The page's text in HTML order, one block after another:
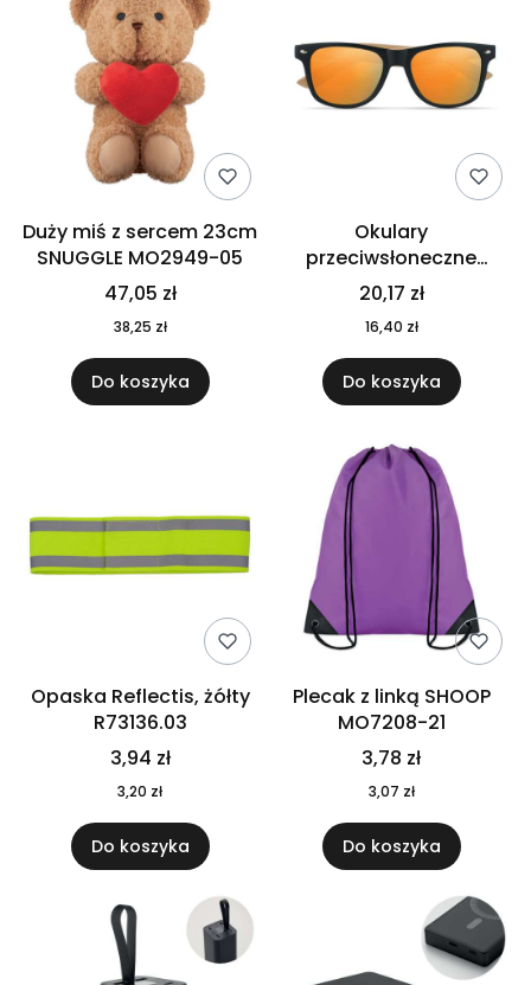
Duży miś z sercem 23cm
SNUGGLE MO2949-05
47,05 zł
38,25 zł
Do koszyka
Okulary
przeciwsłoneczne
CALIFORNIA TOUCH
MO9617-10
20,17 zł
16,40 zł
Do koszyka
Opaska Reflectis, żółty
R73136.03
3,94 zł
3,20 zł
Do koszyka
Plecak z linką SHOOP
MO7208-21
3,78 zł
3,07 zł
Do koszyka